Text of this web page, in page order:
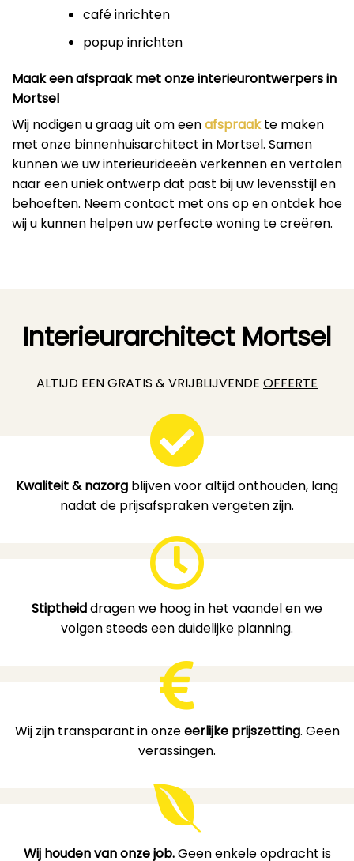
café inrichten
popup inrichten
Maak een afspraak met onze interieurontwerpers in
Mortsel
Wij nodigen u graag uit om eenafspraakte maken
met onze binnenhuisarchitect in Mortsel. Samen
kunnen we uw interieurideeën verkennen en vertalen
naar een uniek ontwerp dat past bij uw levensstijl en
behoeften. Neem contact met ons op en ontdek hoe
wij u kunnen helpen uw perfecte woning te creëren.
Interieurarchitect Mortsel
ALTIJD EEN GRATIS & VRIJBLIJVENDE OFFERTE
Kwaliteit & nazorg blijven voor altijd onthouden, lang
nadat de prijsafspraken vergeten zijn.
Stiptheiddragen we hoog in het vaandel en we
volgen steeds een duidelijke planning.
Wij zijn transparant in onzeeerlijke prijszetting. Geen
verassingen.
Wij houden van onze job.Geen enkele opdracht is